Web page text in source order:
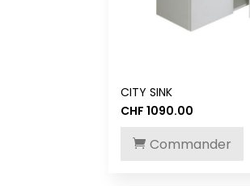
CITY SINK
CHF 1090.00
Commander